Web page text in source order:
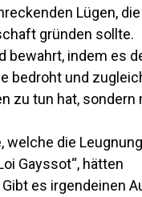
Lügen,
gründen sollte.
bewahrt, indem es
bedroht und
zu tun hat, sondern
welche die
Gayssot“, hätten
es irgendeinen